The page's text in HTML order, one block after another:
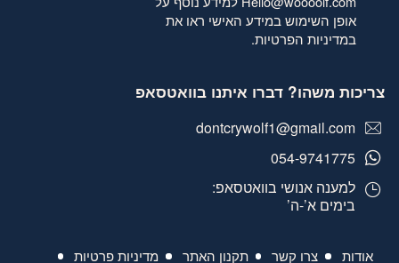
אופן השימוש במידע האישי ראו את
במדיניות הפרטיות.
אודות צרו קשר תקנון האתר מדיניות פרטיות
צריכות משהו? דברו איתנו בוואטסאפ
dontcrywolf1@gmail.com
054-9741775
למענה אנושי בוואטסאפ:
בימים א’-ה’